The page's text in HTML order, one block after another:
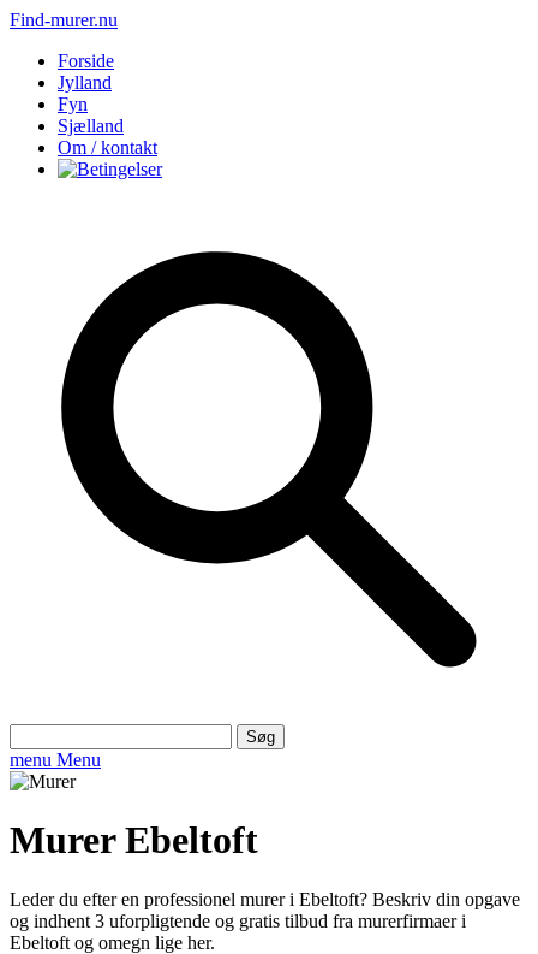
Find-murer.nu
Forside
Jylland
Fyn
Sjælland
Om / kontakt
efter:
menu Menu
Murer Ebeltoft
Leder du efter en professionel murer i Ebeltoft? Beskriv din opgave
og indhent 3 uforpligtende og gratis tilbud fra murerfirmaer i
Ebeltoft og omegn lige her.